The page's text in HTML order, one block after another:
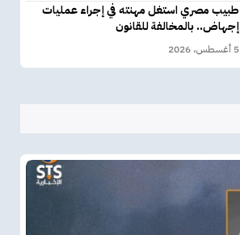
طبيب مصري استغل مهنته في إجراء عمليات
إجهاض.. بالمخالفة للقانون
5 أغسطس، 2026